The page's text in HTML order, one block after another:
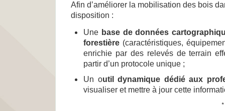
Afin d’améliorer la mobilisation des bois
disposition :
Une base de données
forestière (caractéristiques,
enrichie par des relevés de terrain
partir d’un protocole unique ;
Un outil dynamique dédié aux
visualiser et mettre à jour cette